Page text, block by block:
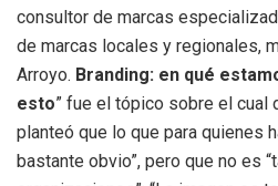
consultor de marcas
de marcas locales y regionales,
Arroyo. Branding: en qué
esto” fue el tópico sobre el cual
planteó que lo que para quienes
bastante obvio”, pero que no es